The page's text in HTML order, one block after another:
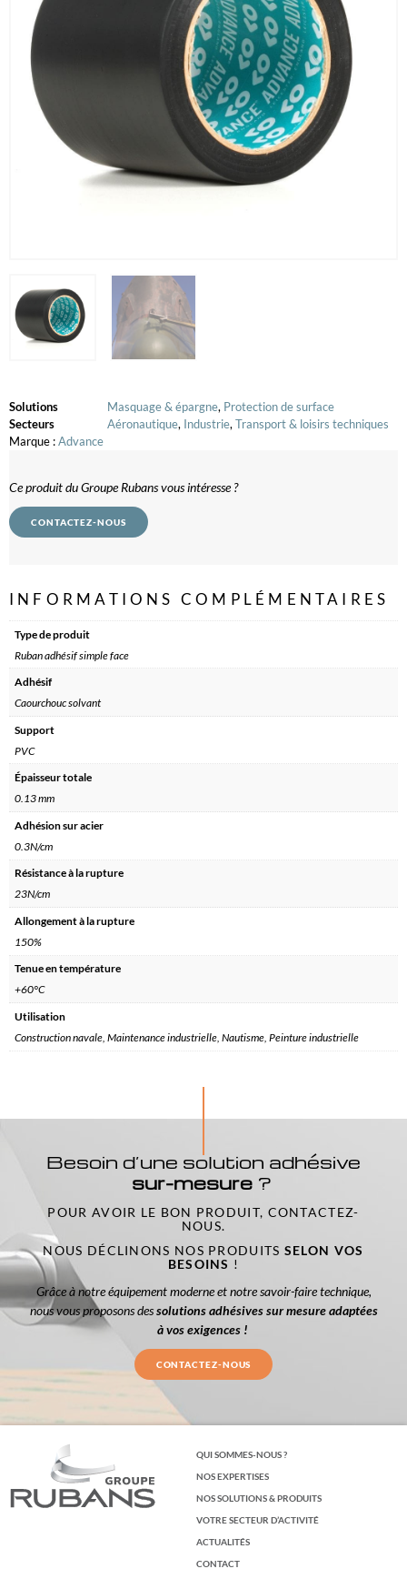
Solutions Masquage & épargne, Protection de surface
Secteurs
Aéronautique, Industrie, Transport & loisirs techniques
Marque :Advance
Ce produit du Groupe Rubans vous intéresse ?
CONTACTEZ-NOUS
INFORMATIONS COMPLÉMENTAIRES
Type de produit
Ruban adhésif simple face
Adhésif
Caourchouc solvant
Support
PVC
Épaisseur totale
0.13 mm
Adhésion sur acier
0.3N/cm
Résistance à la rupture
23N/cm
Allongement à la rupture
150%
Tenue en température
+60°C
Utilisation
Construction navale, Maintenance industrielle, Nautisme, Peinture industrielle
Besoin d’une solution adhésive
sur-mesure?
POUR AVOIR LE BON PRODUIT, CONTACTEZ-
NOUS.
NOUS DÉCLINONS NOS PRODUITS SELON VOS
BESOINS !
Grâce à notre équipement moderne et notre savoir-faire technique,
nous vous proposons dessolutions adhésives sur mesure adaptées
à vos exigences !
CONTACTEZ-NOUS
QUI SOMMES-NOUS ?
NOS EXPERTISES
NOS SOLUTIONS & PRODUITS
VOTRE SECTEUR D’ACTIVITÉ
ACTUALITÉS
CONTACT